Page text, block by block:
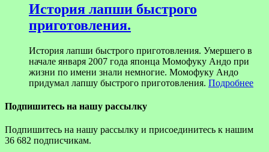
История лапши быстрого
приготовления.
История лапши быстрого приготовления. Умершего в
начале января 2007 года японца Момофуку Андо при
жизни по имени знали немногие. Момофуку Андо
придумал лапшу быстрого приготовления. Подробнее
Подпишитесь на нашу рассылку
Подпишитесь на нашу рассылку и присоединитесь к нашим
36 682 подписчикам.